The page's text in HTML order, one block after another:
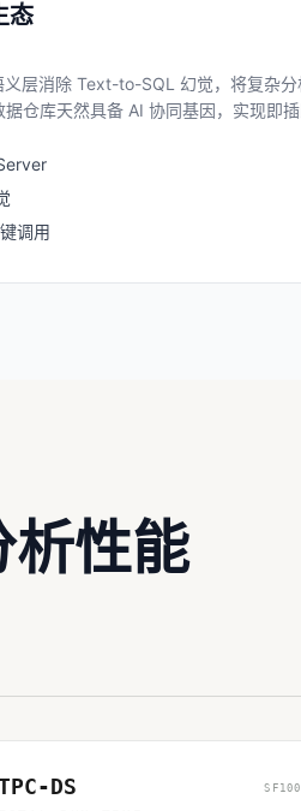
态
层消除 Text-to-SQL 幻觉，将复杂
仓库天然具备 AI 协同基因，实现即插
调用
性能
DS